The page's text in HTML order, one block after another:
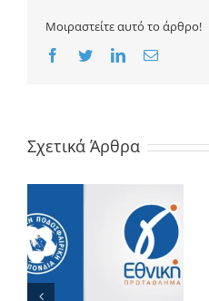
Μοιραστείτε αυτό το άρθρο!
Facebook
TwitterLinkedInEmail
Σχετικά Άρθρα